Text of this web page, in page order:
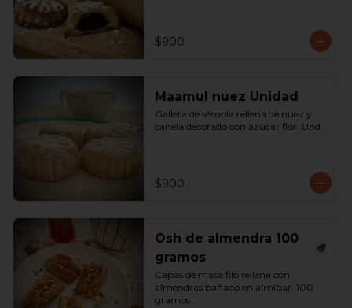
$900
Maamul nuez Unidad
Galleta de sémola rellena de nuez y
canela decorado con azúcar flor. Und.
$900
Osh de almendra 100
gramos
Capas de masa filo rellena con
almendras bañado en almíbar. 100
gramos